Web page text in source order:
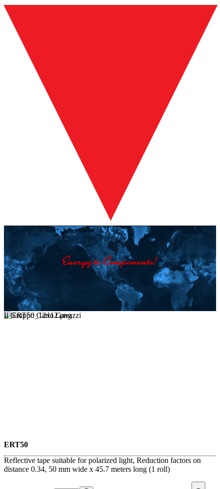
Il Gruppo Carlo Gavazzi
ERT50
Reflective tape suitable for polarized light, Reduction factors on
distance 0.34, 50 mm wide x 45.7 meters long (1 roll)